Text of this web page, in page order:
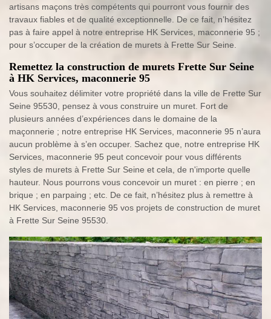
artisans maçons très compétents qui pourront vous fournir des
travaux fiables et de qualité exceptionnelle. De ce fait, n’hésitez
pas à faire appel à notre entreprise HK Services, maconnerie 95 ;
pour s’occuper de la création de murets à Frette Sur Seine.
Remettez la construction de murets Frette Sur Seine
à HK Services, maconnerie 95
Vous souhaitez délimiter votre propriété dans la ville de Frette Sur
Seine 95530, pensez à vous construire un muret. Fort de
plusieurs années d’expériences dans le domaine de la
maçonnerie ; notre entreprise HK Services, maconnerie 95 n’aura
aucun problème à s’en occuper. Sachez que, notre entreprise HK
Services, maconnerie 95 peut concevoir pour vous différents
styles de murets à Frette Sur Seine et cela, de n'importe quelle
hauteur. Nous pourrons vous concevoir un muret : en pierre ; en
brique ; en parpaing ; etc. De ce fait, n’hésitez plus à remettre à
HK Services, maconnerie 95 vos projets de construction de muret
à Frette Sur Seine 95530.